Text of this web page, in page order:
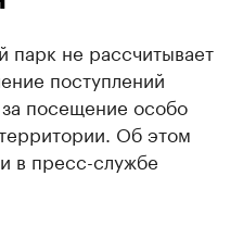
парк не рассчитывает
поступлений
посещение особо
Об этом
в пресс-службе